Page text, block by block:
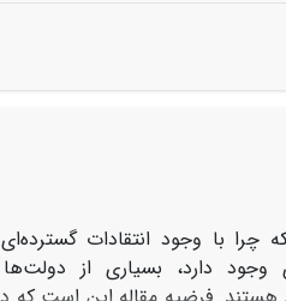
بزه‌انگاری گسترده در حوزه
چرا با وجود انتقادات
وجود دارد، بسیاری از